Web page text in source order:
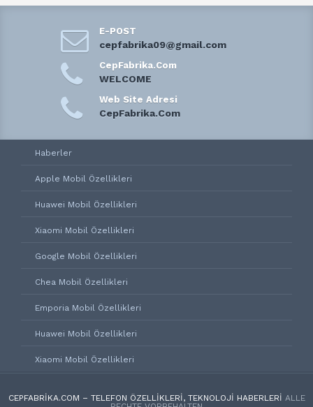
E-POST
cepfabrika09@gmail.com
CepFabrika.Com
WELCOME
Web Site Adresi
CepFabrika.Com
Haberler
Apple Mobil Özellikleri
Huawei Mobil Özellikleri
Xiaomi Mobil Özellikleri
Google Mobil Özellikleri
Chea Mobil Özellikleri
Emporia Mobil Özellikleri
Huawei Mobil Özellikleri
Xiaomi Mobil Özellikleri
CEPFABRIKA.COM – TELEFON ÖZELLIKLERI, TEKNOLOJI HABERLERI ALLE